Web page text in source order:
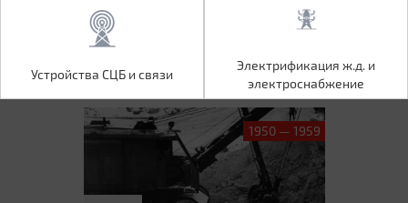
Электрификация ж.д. и
электроснабжение
Устройства СЦБ и связи
Электрификация ж.д. и
электроснабжение
1950 — 1959